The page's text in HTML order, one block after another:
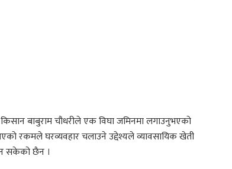
बाबुराम चौधरीले एक विघा जमिनमा लगाउनुभएको
रकमले घरव्यवहार चलाउने उद्देश्यले व्यावसायिक खेती
सकेको छैन ।